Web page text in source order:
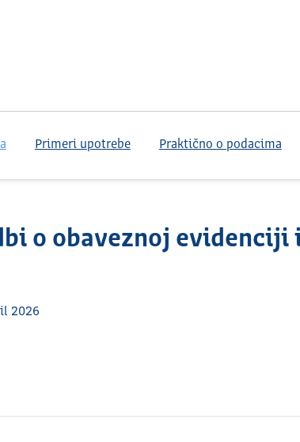
Primeri upotrebe Praktično o podacima
o obaveznoj evidenciji
2026